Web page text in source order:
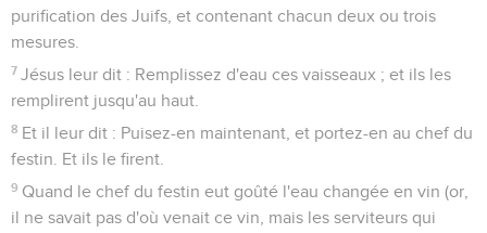
purification des Juifs, et contenant chacun deux ou trois
mesures.
7 Jésus leur dit : Remplissez d'eau ces vaisseaux ; et ils les
remplirent jusqu'au haut.
8 Et il leur dit : Puisez-en maintenant, et portez-en au chef du
festin. Et ils le firent.
9 Quand le chef du festin eut goûté l'eau changée en vin (or,
il ne savait pas d'où venait ce vin, mais les serviteurs qui